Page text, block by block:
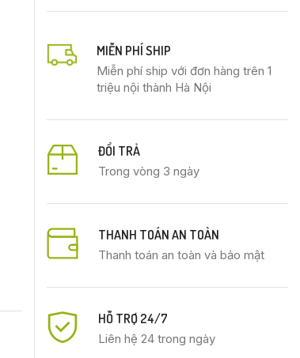
MIỄN PHÍ SHIP
Miễn phí ship với đơn hàng trên 1
triệu nội thành Hà Nội
ĐỔI TRẢ
Trong vòng 3 ngày
THANH TOÁN AN TOÀN
Thanh toán an toàn và bảo mật
HỖ TRỢ 24/7
Liên hệ 24 trong ngày